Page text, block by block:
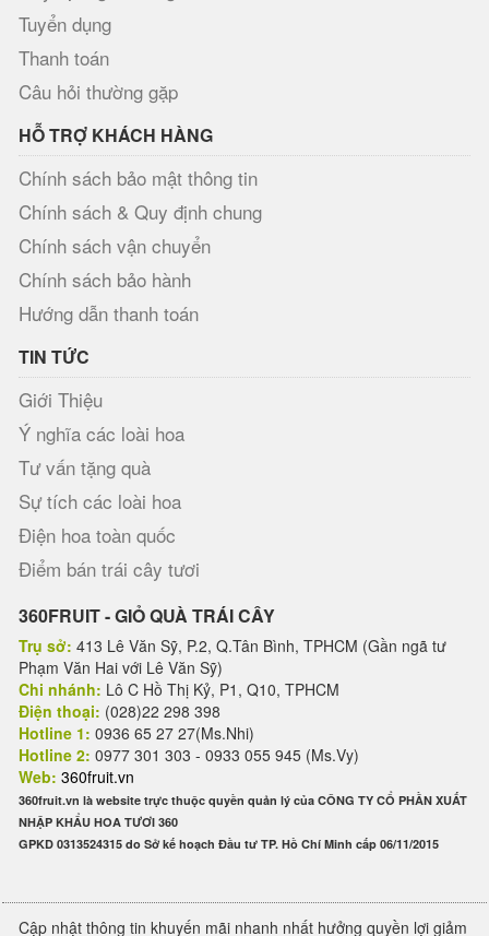
Tuyển dụng
Thanh toán
Câu hỏi thường gặp
HỖ TRỢ KHÁCH HÀNG
Chính sách bảo mật thông tin
Chính sách & Quy định chung
Chính sách vận chuyển
Chính sách bảo hành
Hướng dẫn thanh toán
TIN TỨC
Giới Thiệu
Ý nghĩa các loài hoa
Tư vấn tặng quà
Sự tích các loài hoa
Điện hoa toàn quốc
Điểm bán trái cây tươi
360FRUIT - GIỎ QUÀ TRÁI CÂY
Trụ sở: 413 Lê Văn Sỹ, P.2, Q.Tân Bình, TPHCM (Gần ngã tư
Phạm Văn Hai với Lê Văn Sỹ)
Chi nhánh: Lô C Hồ Thị Kỷ, P1, Q10, TPHCM
Điện thoại: (028)22 298 398
Hotline 1: 0936 65 27 27(Ms.Nhi)
Hotline 2: 0977 301 303 - 0933 055 945 (Ms.Vy)
Web: 360fruit.vn
360fruit.vn là website trực thuộc quyền quản lý của CÔNG TY CỔ PHẦN XUẤT
NHẬP KHẨU HOA TƯƠI 360
GPKD 0313524315 do Sở kế hoạch Đầu tư TP. Hồ Chí Minh cấp 06/11/2015
Cập nhật thông tin khuyến mãi nhanh nhất hưởng quyền lợi giảm